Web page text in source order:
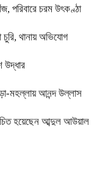
পরিবারে চরম উৎকণ্ঠা
চুরি, থানায় অভিযোগ
উদ্ধার
মহল্লায় আনন্দ উল্লাস
হয়েছেন আব্দুল আউয়াল